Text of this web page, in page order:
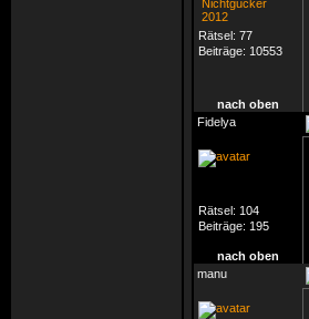
Rätsel: 77
Beiträge: 10553
nach oben
Fidelya
Rätsel: 104
Beiträge: 195
nach oben
manu